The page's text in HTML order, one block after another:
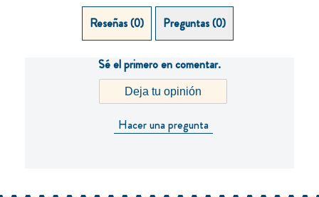
Reseñas (0) Preguntas (0)
Sé el primero en comentar.
Deja tu opinión
Hacer una pregunta